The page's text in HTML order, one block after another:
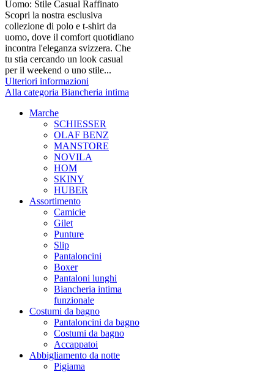
Uomo: Stile Casual Raffinato
Scopri la nostra esclusiva
collezione di polo e t-shirt da
uomo, dove il comfort quotidiano
incontra l'eleganza svizzera. Che
tu stia cercando un look casual
per il weekend o uno stile...
Ulteriori informazioni
Alla categoria Biancheria intima
Marche
SCHIESSER
OLAF BENZ
MANSTORE
NOVILA
HOM
SKINY
HUBER
Assortimento
Camicie
Gilet
Punture
Slip
Pantaloncini
Boxer
Pantaloni lunghi
Biancheria intima
funzionale
Costumi da bagno
Pantaloncini da bagno
Costumi da bagno
Accappatoi
Abbigliamento da notte
Pigiama